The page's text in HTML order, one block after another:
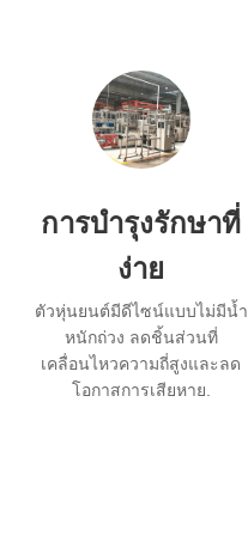
การบำรุงรักษาที่
ง่าย
ตัวหุ่นยนต์มีดีไซน์แบบไม่มีน้ำ
หนักถ่วง ลดชิ้นส่วนที่
เคลื่อนไหวความถี่สูงและลด
โอกาสการเสียหาย.